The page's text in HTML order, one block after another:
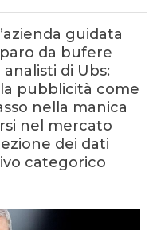
guidata
da bufere
di Ubs:
pubblicità come
nella manica
nel mercato
dei dati
categorico